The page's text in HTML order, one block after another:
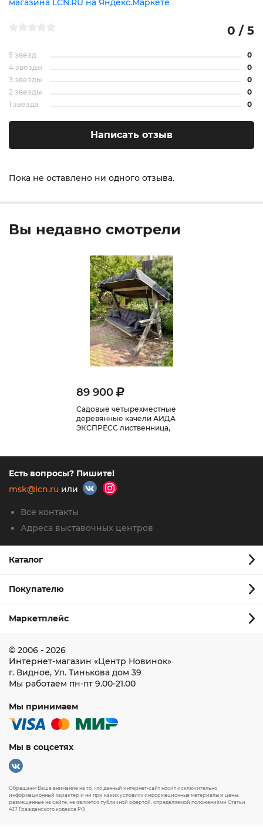
Пока не оставлено ни одного отзыва.
0 / 5
5 звезд
0
4 звезды
0
3 звезды
0
2 звезды
0
1 звезда
0
Написать отзыв
Вы недавно смотрели
89 900
Садовые четырехместные
деревянные качели АИДА
ЭКСПРЕСС лиственница,
Есть вопросы? Пишите!
msk@lcn.ru или
Все контакты
Адреса выставочных центров
Каталог
Покупателю
Маркетплейс
© 2006 - 2026
Интернет-магазин «Центр Новинок»
г. Видное, Ул. Тинькова дом 39
Мы работаем пн-пт 9.00-21.00
Мы принимаем
Мы в соцсетях
Обращаем Ваше внимание на то, что данный интернет-сайт носит исключительно
информационный характер и ни при каких условиях информационные материалы и цены,
размещенные на сайте, не является публичной офертой, определяемой положениями Статьи
437 Гражданского кодекса РФ.